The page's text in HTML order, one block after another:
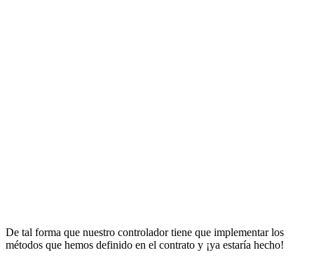
De tal forma que nuestro controlador tiene que implementar los
métodos que hemos definido en el contrato y ¡ya estaría hecho!